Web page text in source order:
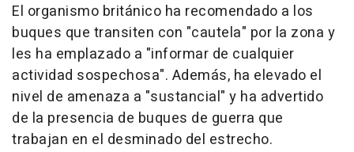
El organismo británico ha recomendado a los
buques que transiten con "cautela" por la zona y
les ha emplazado a "informar de cualquier
actividad sospechosa". Además, ha elevado el
nivel de amenaza a "sustancial" y ha advertido
de la presencia de buques de guerra que
trabajan en el desminado del estrecho.